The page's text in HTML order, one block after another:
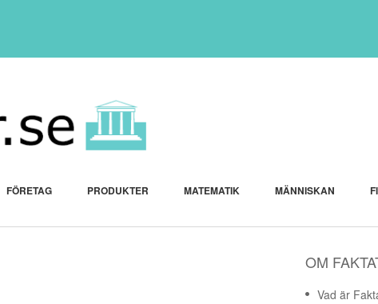
FÖRETAG PRODUKTER MATEMATIK MÄNNISKAN
OM
Vad är